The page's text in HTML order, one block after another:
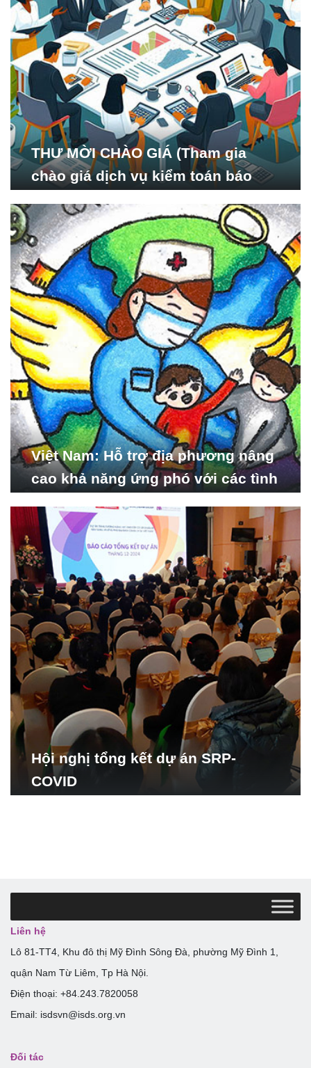
THƯ MỜI CHÀO GIÁ (Tham gia
chào giá dịch vụ kiểm toán báo
Nghiên cứu Phát triển Xã
hội_ISDS)
Việt Nam: Hỗ trợ địa phương nâng
cao khả năng ứng phó với các tình
Hội nghị tổng kết dự án SRP-
COVID
Liên hệ
Lô 81-TT4, Khu đô thị Mỹ Đình Sông Đà, phường Mỹ Đình 1,
quận Nam Từ Liêm, Tp Hà Nội.
Điện thoại: +84.243.7820058
Email: isdsvn@isds.org.vn
Đối tác